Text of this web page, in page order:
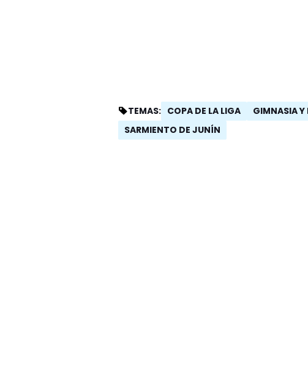
TEMAS: COPA DE LA LIGA
GIMNASIA Y
SARMIENTO DE JUNÍN